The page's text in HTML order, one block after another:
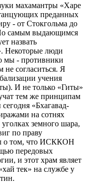
махамантры «Харе
преданных
- от Стокгольма до
самым выдающимся
назвать
Некоторые люди
мы - противники
не согласиться. Я
учения
И не только «Гиты»
тем же принципам
«Бхагавад-
на сотнях
земного шара,
по праву
о том, что ИСККОН
передовых
и этот храм являет
тек» на службе у